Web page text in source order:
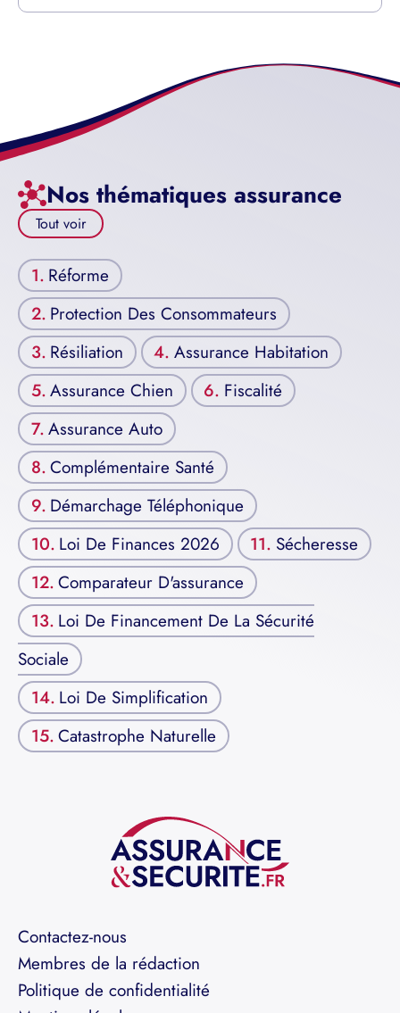
Nos thématiques assurance
Tout voir
Réforme
Protection Des Consommateurs
Résiliation
Assurance Habitation
Assurance Chien
Fiscalité
Assurance Auto
Complémentaire Santé
Démarchage Téléphonique
Loi De Finances 2026
Sécheresse
Comparateur D'assurance
Loi De Financement De La Sécurité
Sociale
Loi De Simplification
Catastrophe Naturelle
Contactez-nous
Membres de la rédaction
Politique de confidentialité